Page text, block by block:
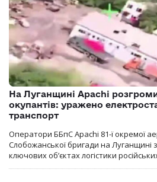
На Луганщині Apachi
окупантів: уражено
транспорт
Оператори ББпС Apachi 81-ї окремої
Слобожанської бригади на Луганщині
ключових об’єктах логістики